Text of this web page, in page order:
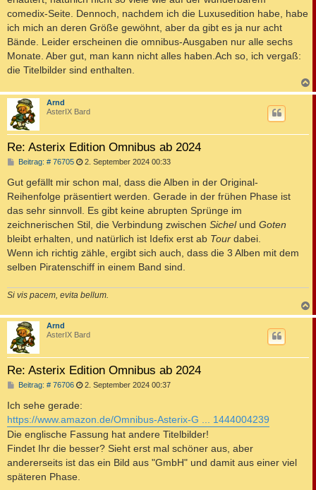
comedix-Seite. Dennoch, nachdem ich die Luxusedition habe, habe
ich mich an deren Größe gewöhnt, aber da gibt es ja nur acht
Bände. Leider erscheinen die omnibus-Ausgaben nur alle sechs
Monate. Aber gut, man kann nicht alles haben.Ach so, ich vergaß:
die Titelbilder sind enthalten.
a
Arnd
AsterIX Bard
Re: Asterix Edition Omnibus ab 2024
Beitrag: # 76705B
i
t
r
g
2. September 2024 00:33
Gut gefällt mir schon mal, dass die Alben in der Original-
Reihenfolge präsentiert werden. Gerade in der frühen Phase ist
das sehr sinnvoll. Es gibt keine abrupten Sprünge im
zeichnerischen Stil, die Verbindung zwischen Sichelund Goten
bleibt erhalten, und natürlich ist Idefix erst ab Tour dabei.
Wenn ich richtig zähle, ergibt sich auch, dass die 3 Alben mit dem
selben Piratenschiff in einem Band sind.
Si vis pacem, evita bellum.
a
Arnd
AsterIX Bard
Re: Asterix Edition Omnibus ab 2024
Beitrag: # 76706B
i
t
r
a
g
2. September 2024 00:37
Ich sehe gerade:
https://www.amazon.de/Omnibus-Asterix-G ... 1444004239
Die englische Fassung hat andere Titelbilder!
Findet Ihr die besser? Sieht erst mal schöner aus, aber
andererseits ist das ein Bild aus "GmbH" und damit aus einer viel
späteren Phase.